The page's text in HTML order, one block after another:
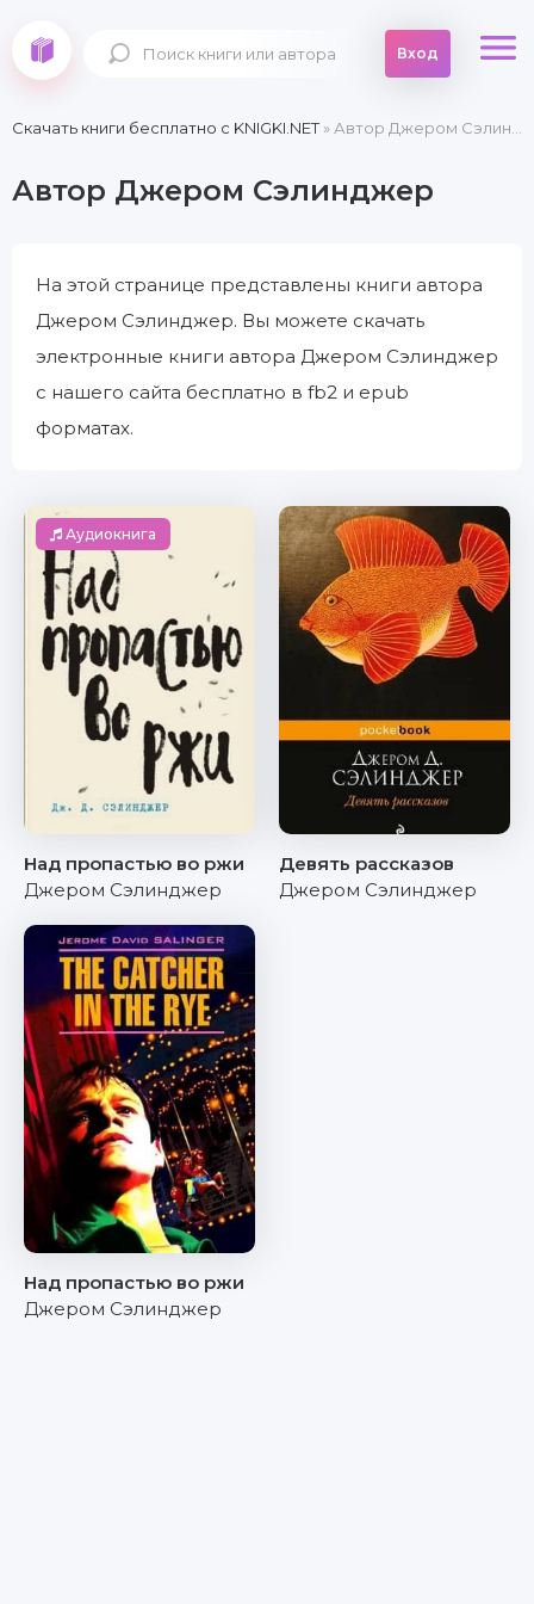
Вход
Скачать книги бесплатно c KNIGKI.NET» Автор Джером Сэлинджер
Автор Джером Сэлинджер
На этой странице представлены книги автора
Джером Сэлинджер. Вы можете скачать
электронные книги автора Джером Сэлинджер
с нашего сайта бесплатно в fb2 и epub
форматах.
Аудиокнига
Над пропастью во ржи
Джером Сэлинджер
Девять рассказов
Джером Сэлинджер
Над пропастью во ржи
Джером Сэлинджер